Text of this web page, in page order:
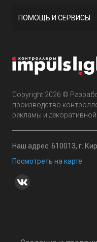
Copyright 2026 ©
производство
рекламы и
Наш адрес: 610013, г.
Посмотреть на карте
ПОМОЩЬ И СЕРВИСЫ